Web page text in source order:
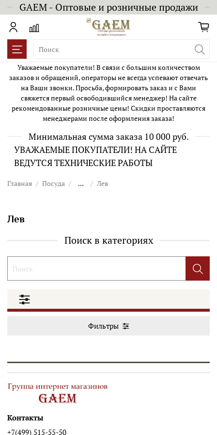
GAEM - Оптовые и розничные продажи
Уважаемые покупатели! В связи с большим количеством
заказов и обращений, операторы не всегда успевают отвечать
на Ваши звонки. Просьба, формировать заказ и с Вами
свяжется первый освободившийся менеджер! На сайте
рекомендованные розничные цены! Скидки проставляются
менеджерами после оформления заказа!
Минимальная сумма заказа 10 000 руб.
УВАЖАЕМЫЕ ПОКУПАТЕЛИ! НА САЙТЕ
ВЕДУТСЯ ТЕХНИЧЕСКИЕ РАБОТЫ
Главная Посуда ... Лев
Лев
Поиск в категориях
Фильтры
Контакты
+7(499) 515-55-50